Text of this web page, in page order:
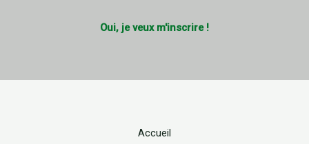
Oui, je veux m'inscrire !
Accueil